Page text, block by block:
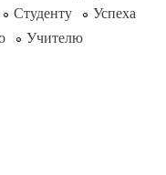
Студенту
Успеха
Учителю